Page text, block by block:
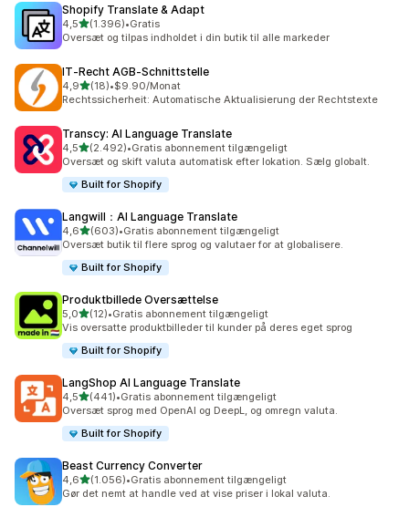
Shopify Translate & Adapt
4,5ud af 5 stjerner
(1.396)
1396 anmeldelser i alt
•Gratis
Oversæt og tilpas indholdet i din butik til alle markeder
IT‑Recht AGB‑Schnittstelle
4,9ud af 5 stjerner
(18)
18 anmeldelser i alt
•$9.90/Monat
Rechtssicherheit: Automatische Aktualisierung der Rechtstexte
Transcy: AI Language Translate
4,5ud af 5 stjerner
(2.492)
2492 anmeldelser i alt
•Gratis abonnement tilgængeligt
Oversæt og skift valuta automatisk efter lokation. Sælg globalt.
Built for Shopify
Langwill：AI Language Translate
4,6ud af 5 stjerner
(603)
603 anmeldelser i alt
•Gratis abonnement tilgængeligt
Oversæt butik til flere sprog og valutaer for at globalisere.
Built for Shopify
Produktbillede Oversættelse
5,0ud af 5 stjerner
(12)
12 anmeldelser i alt
•Gratis abonnement tilgængeligt
Vis oversatte produktbilleder til kunder på deres eget sprog
Built for Shopify
LangShop AI Language Translate
4,5ud af 5 stjerner
(441)
441 anmeldelser i alt
•Gratis abonnement tilgængeligt
Oversæt sprog med OpenAI og DeepL, og omregn valuta.
Built for Shopify
Beast Currency Converter
4,6ud af 5 stjerner
(1.056)
1056 anmeldelser i alt
•Gratis abonnement tilgængeligt
Gør det nemt at handle ved at vise priser i lokal valuta.